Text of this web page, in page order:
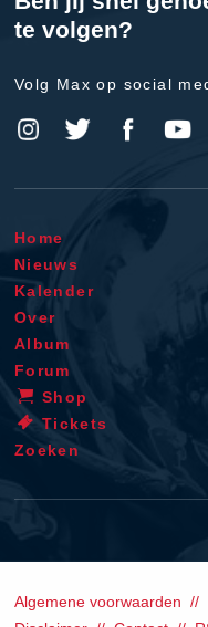
te volgen?
Volg Max op social
Home
Nieuws
Kalender
Over
Album
Forum
Shop
Tickets
Zoeken
Algemene voorwaarden